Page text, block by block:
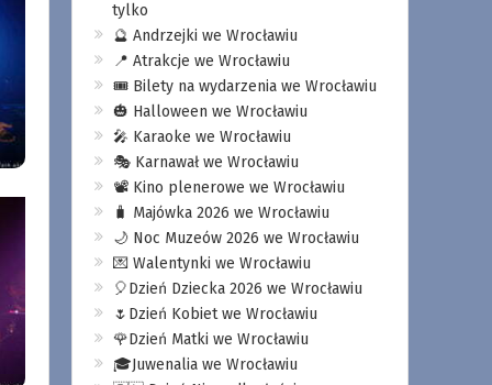
tylko
🔮 Andrzejki we Wrocławiu
📍 Atrakcje we Wrocławiu
🎟️ Bilety na wydarzenia we Wrocławiu
🎃 Halloween we Wrocławiu
🎤 Karaoke we Wrocławiu
🎭 Karnawał we Wrocławiu
📽️ Kino plenerowe we Wrocławiu
🧳 Majówka 2026 we Wrocławiu
🌙 Noc Muzeów 2026 we Wrocławiu
💌 Walentynki we Wrocławiu
🎈Dzień Dziecka 2026 we Wrocławiu
🌷Dzień Kobiet we Wrocławiu
🌹Dzień Matki we Wrocławiu
🎓Juwenalia we Wrocławiu